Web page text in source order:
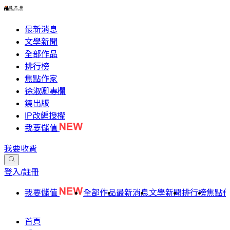
最新消息
文學新聞
全部作品
排行榜
焦點作家
徐淑卿專欄
鏡出版
IP改編授權
我要儲值
我要收費
登入/註冊
我要儲值 全部作品最新消息文學新聞排行榜焦點
首頁